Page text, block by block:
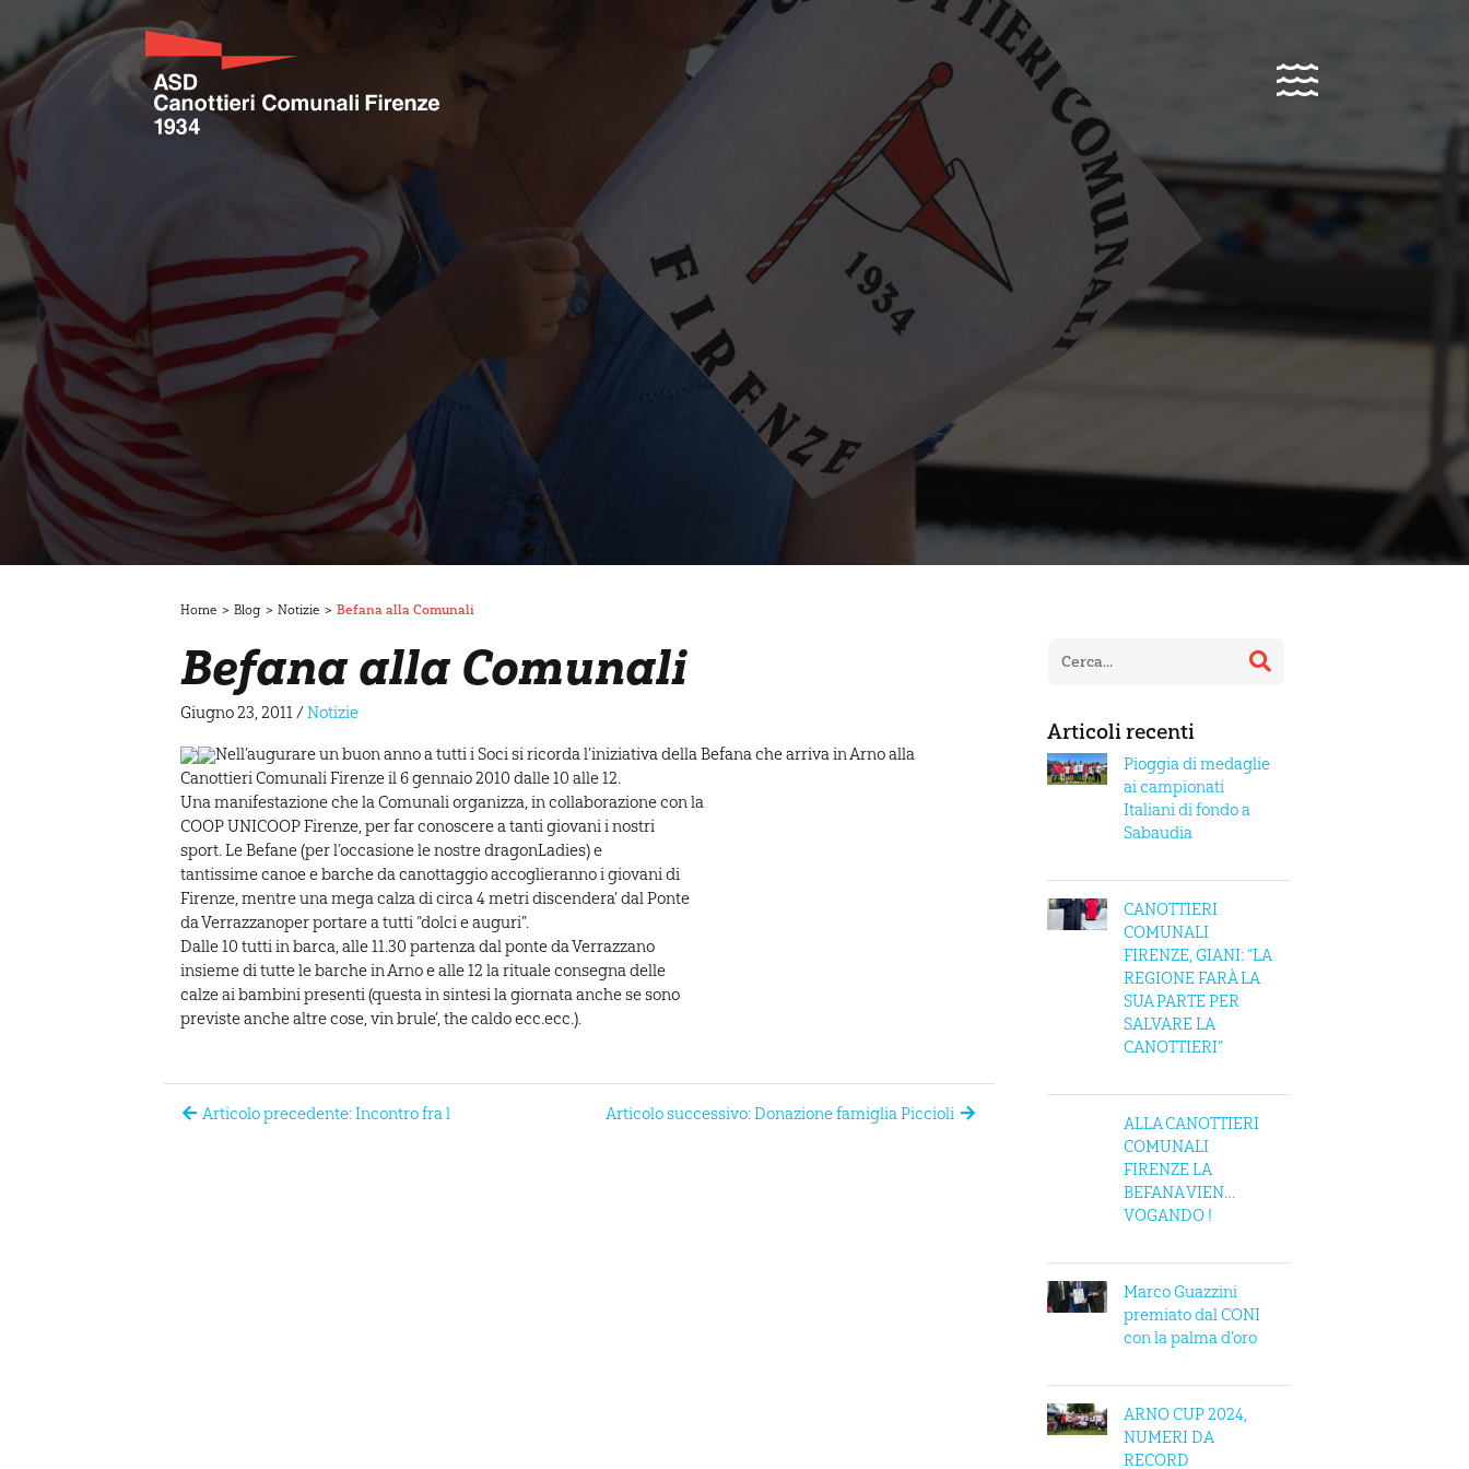
Home > Blog > Notizie > Befana alla Comunali
Befana alla Comunali
Giugno 23, 2011/Notizie
Nell’augurare un buon anno a tutti i Soci si ricorda l’iniziativa della Befana che arriva in Arno alla
Canottieri Comunali Firenze il 6 gennaio 2010 dalle 10 alle 12.
Una manifestazione che la Comunali organizza, in collaborazione con la
COOP UNICOOP Firenze, per far conoscere a tanti giovani i nostri
sport. Le Befane (per l’occasione le nostre dragonLadies) e
tantissime canoe e barche da canottaggio accoglieranno i giovani di
Firenze, mentre una mega calza di circa 4 metri discendera’ dal Ponte
da Verrazzanoper portare a tutti “dolci e auguri”.
Dalle 10 tutti in barca, alle 11.30 partenza dal ponte da Verrazzano
insieme di tutte le barche in Arno e alle 12 la rituale consegna delle
calze ai bambini presenti (questa in sintesi la giornata anche se sono
previste anche altre cose, vin brule’, the caldo ecc.ecc.).
Articolo precedente: Incontro fra l Articolo successivo: Donazione famiglia Piccioli
Articoli recenti
Pioggia di medaglie
ai campionati
Italiani di fondo a
Sabaudia
CANOTTIERI
COMUNALI
FIRENZE, GIANI: “LA
REGIONE FARÀ LA
SUA PARTE PER
SALVARE LA
CANOTTIERI”
ALLA CANOTTIERI
COMUNALI
FIRENZE LA
BEFANA VIEN…
VOGANDO !
Marco Guazzini
premiato dal CONI
con la palma d’oro
ARNO CUP 2024,
NUMERI DA
RECORD